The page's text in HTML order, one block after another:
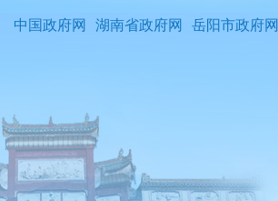
中国政府网 湖南省政府网 岳阳市政府网